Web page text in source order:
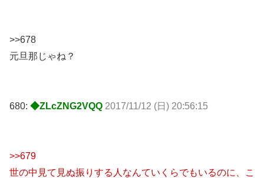
>>678
元旦那じゃね？
680: ◆ZLcZNG2VQQ 2017/11/12 (日) 20:56:15
>>679
世の中見て見ぬ振りする人なんていくらでもいるのに、こ